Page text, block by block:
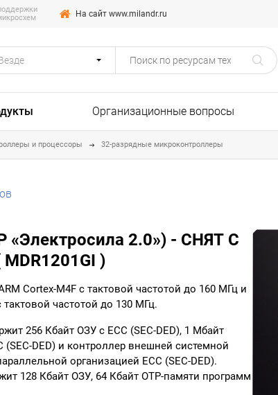
На сайт www.milandr.ru
Организационные вопросы
и процессоры 32-разрядные микроконтроллеры
«Электросила 2.0») - СНЯТ С
)
Cortex-M4F с тактовой частотой до 160 МГц и
частотой до 130 МГц.
256 Кбайт ОЗУ c ECC (SEC-DED), 1 Мбайт
(SEC-DED) и контроллер внешней системной
организацией ECC (SEC-DED).
128 Кбайт ОЗУ, 64 Кбайт OTP-памяти программ